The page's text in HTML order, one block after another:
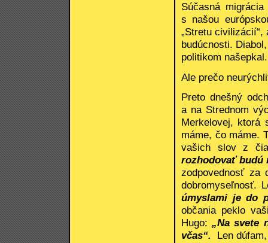
Súčasná
s našou
„Stretu
budúcnosti.
politikom našepkal.
Ale prečo
Preto dnešný
a na Strednom
Merkelovej, ktorá
máme, čo máme.
vašich slov z
rozhodovať budú
zodpovednosť za
dobromyseľnosť.
úmyslami je do
občania peklo
Hugo:„Na svete
včas“. Len